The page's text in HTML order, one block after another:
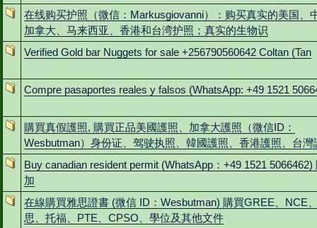
在线购买护照（微信：Markusgiovanni）：购买真实的美国、
加拿大、马来西亚、香港和台湾护照；真实的生物识
Verified Gold bar Nuggets for sale +256790560642 Coltan (Tan
Compre pasaportes reales y falsos (WhatsApp: +49 1521
購買真假護照, 購買正品美國護照、加拿大護照（微信ID：
Wesbutman）身份证、驾驶执照、韓國護照、香港護照、台灣
Buy canadian resident permit (WhatsApp：+49 1521 5066462)
加
在線購買雅思證書 (微信 ID：Wesbutman) 購買GREE、NCE
思、托福、PTE、CPSO、學位及其他文件